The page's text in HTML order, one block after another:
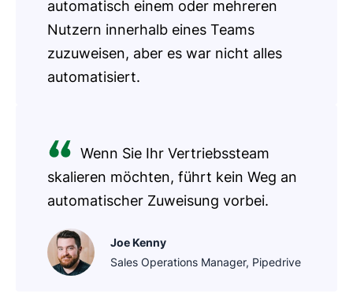
automatisch einem oder mehreren
Nutzern innerhalb eines Teams
zuzuweisen, aber es war nicht alles
automatisiert.
Wenn Sie Ihr Vertriebssteam
skalieren möchten, führt kein Weg an
automatischer Zuweisung vorbei.
Joe Kenny
Sales Operations Manager, Pipedrive